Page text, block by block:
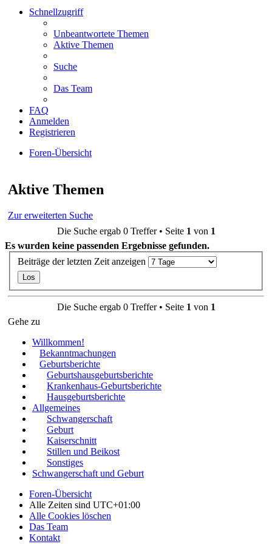
Schnellzugriff
Unbeantwortete Themen
Aktive Themen
Suche
Das Team
FAQ
Anmelden
Registrieren
Foren-Übersicht
Aktive Themen
Zur erweiterten Suche
Die Suche ergab 0 Treffer • Seite 1 von 1
Es wurden keine passenden Ergebnisse gefunden.
Beiträge der letzten Zeit anzeigen
Die Suche ergab 0 Treffer • Seite 1 von 1
Gehe zu
Willkommen!
Bekanntmachungen
Geburtsberichte
Geburtshausgeburtsberichte
Krankenhaus-Geburtsberichte
Hausgeburtsberichte
Allgemeines
Schwangerschaft
Geburt
Kaiserschnitt
Stillen und Beikost
Sonstiges
Schwangerschaft und Geburt
Foren-Übersicht
Alle Zeiten sind UTC+01:00
Alle Cookies löschen
Das Team
Kontakt